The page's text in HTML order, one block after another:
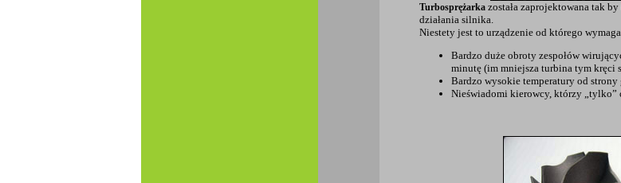
Turbosprężarka została zaprojektowana tak
działania silnika.
Niestety jest to urządzenie od którego
Bardzo duże obroty zespołów
minutę (im mniejsza turbina tym kręci
Bardzo wysokie temperatury od
Nieświadomi kierowcy, którzy „tylko”